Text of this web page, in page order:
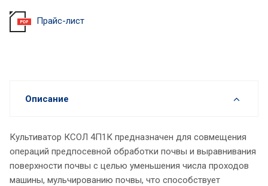
Прайс-лист
Описание
Культиватор КСОЛ 4П1К предназначен для совмещения
операций предпосевной обработки почвы и выравнивания
поверхности почвы с целью уменьшения числа проходов
машины, мульчированию почвы, что способствует